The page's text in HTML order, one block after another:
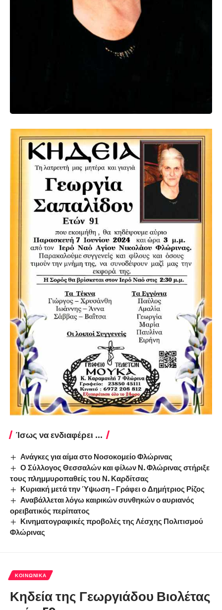
Ίσως να ενδιαφέρει ...
Ανάγκες για αίμα στο Νοσοκομείο Φλώρινας
Ο Σύλλογος Θεσσαλών και φίλων Ν. Φλώρινας στήριξε
τους πλημμυροπαθείς του Ν. Καρδίτσας
Κυριακή μετά την Ύψωση – Γράφει ο Δημήτριος Ρίζος
Αναβάλλεται λόγω καιρικών συνθηκών ο αυριανός
ορειβατικός περίπατος
Κινηματογραφικές προβολές της Λέσχης Πολιτισμού
Φλώρινας
ΚΟΙΝΩΝΙΚΆ
Κηδεία της Γεωργιάδου Βιολέτας